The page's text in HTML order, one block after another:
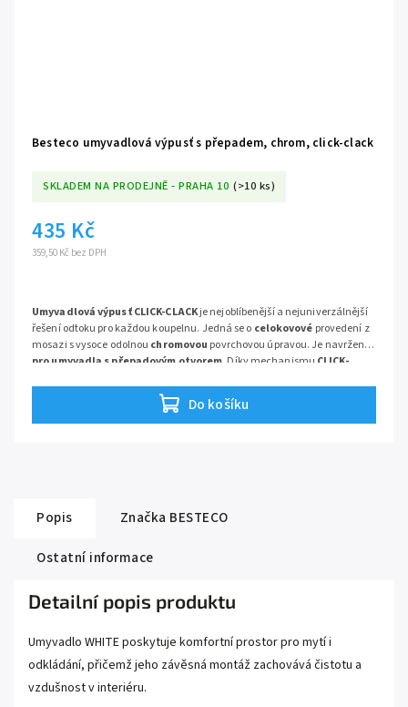
Besteco umyvadlová výpusť s přepadem, chrom, click-clack
SKLADEM NA PRODEJNĚ - PRAHA 10 (>10 ks)
359,50 Kč bez DPH
435 Kč
Do košíku
Umyvadlová výpusť CLICK-CLACKje nejoblíbenější a nejuniverzálnější
řešení odtoku pro každou koupelnu. Jedná se o celokovové provedení z
mosazi s vysoce odolnou chromovou povrchovou úpravou. Je navržena
pro umyvadla s přepadovým otvorem . Díky mechanismu CLICK-
Popis Značka BESTECO
Ostatní informace
Detailní popis produktu
Umyvadlo WHITE poskytuje komfortní prostor pro mytí i
odkládání, přičemž jeho závěsná montáž zachovává čistotu a
vzdušnost v interiéru.